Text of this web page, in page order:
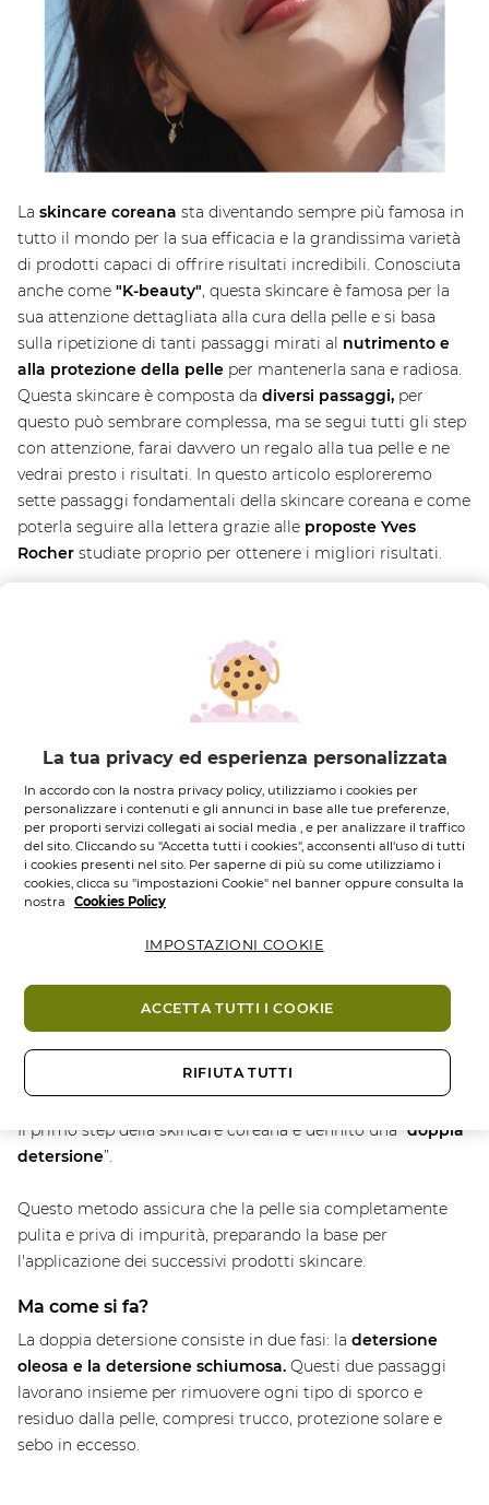
La skincare coreana sta diventando sempre più famosa in
tutto il mondo per la sua efficacia e la grandissima varietà
di prodotti capaci di offrire risultati incredibili. Conosciuta
anche come "K-beauty", questa skincare è famosa per la
sua attenzione dettagliata alla cura della pelle e si basa
sulla ripetizione di tanti passaggi mirati al nutrimento e
alla protezione della pelle per mantenerla sana e radiosa.
Questa skincare è composta da diversi passaggi, per
questo può sembrare complessa, ma se segui tutti gli step
con attenzione, farai davvero un regalo alla tua pelle e ne
vedrai presto i risultati. In questo articolo esploreremo
sette passaggi fondamentali della skincare coreana e come
poterla seguire alla lettera grazie alle proposte Yves
Rocher studiate proprio per ottenere i migliori risultati.
Il primo step della skincare coreana è definito una “doppia
detersione”.
Questo metodo assicura che la pelle sia completamente
pulita e priva di impurità, preparando la base per
l'applicazione dei successivi prodotti skincare.
Ma come si fa?
La doppia detersione consiste in due fasi: la detersione
oleosa e la detersione schiumosa. Questi due passaggi
lavorano insieme per rimuovere ogni tipo di sporco e
residuo dalla pelle, compresi trucco, protezione solare e
sebo in eccesso.
La tua privacy ed esperienza personalizzata
In accordo con la nostra privacy policy, utilizziamo i cookies per
personalizzare i contenuti e gli annunci in base alle tue preferenze,
per proporti servizi collegati ai social media , e per analizzare il traffico
del sito. Cliccando su "Accetta tutti i cookies", acconsenti all'uso di tutti
i cookies presenti nel sito. Per saperne di più su come utilizziamo i
cookies, clicca su "impostazioni Cookie" nel banner oppure consulta la
nostra
Cookies Policy
RIFIUTA TUTTI
ACCETTA TUTTI I COOKIE
IMPOSTAZIONI COOKIE